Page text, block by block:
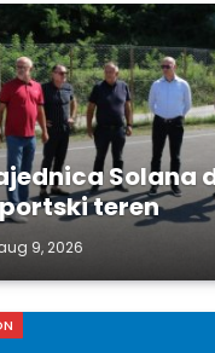
Solana
teren
9, 2026